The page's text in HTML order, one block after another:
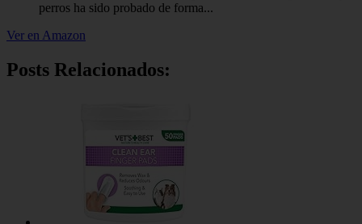
perros ha sido probado de forma...
Ver en Amazon
Posts Relacionados: